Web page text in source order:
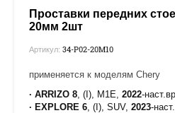
Проставки передних
20мм 2шт
Артикул: 34-P02-20М10
применяется к моделям Chery
· ARRIZO 8 , (I), M1E, 2022-
· EXPLORE 6 , (I), SUV, 2023-